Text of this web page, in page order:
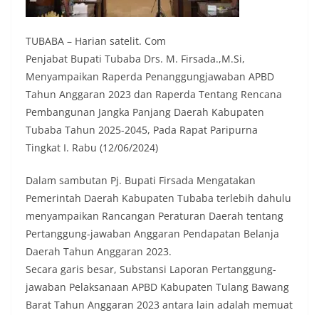
TUBABA – Harian satelit. Com
Penjabat Bupati Tubaba Drs. M. Firsada.,M.Si,
Menyampaikan Raperda Penanggungjawaban APBD
Tahun Anggaran 2023 dan Raperda Tentang Rencana
Pembangunan Jangka Panjang Daerah Kabupaten
Tubaba Tahun 2025-2045, Pada Rapat Paripurna
Tingkat I. Rabu (12/06/2024)
Dalam sambutan Pj. Bupati Firsada Mengatakan
Pemerintah Daerah Kabupaten Tubaba terlebih dahulu
menyampaikan Rancangan Peraturan Daerah tentang
Pertanggung-jawaban Anggaran Pendapatan Belanja
Daerah Tahun Anggaran 2023.
Secara garis besar, Substansi Laporan Pertanggung-
jawaban Pelaksanaan APBD Kabupaten Tulang Bawang
Barat Tahun Anggaran 2023 antara lain adalah memuat